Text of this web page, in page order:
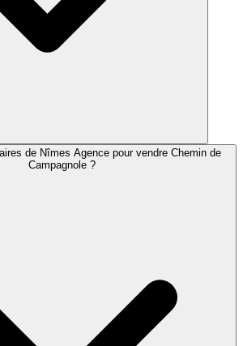
de Nîmes Agence pour vendre Chemin de
Campagnole ?